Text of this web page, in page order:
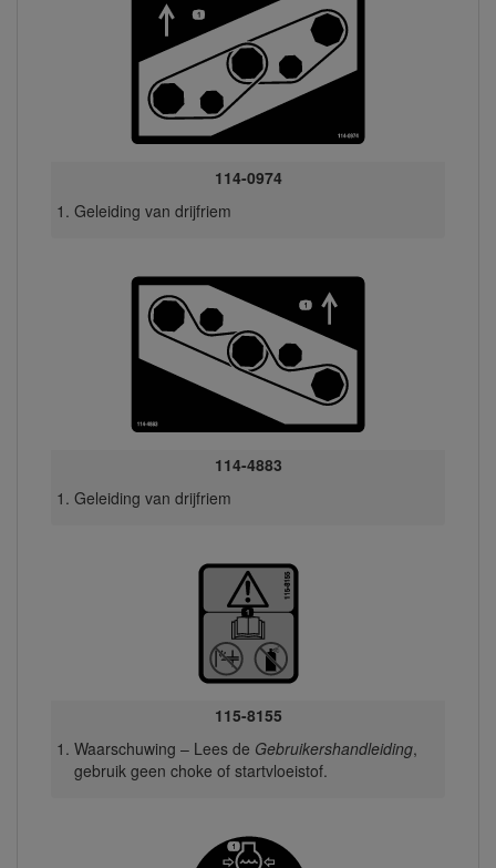
114-0974
Geleiding van drijfriem
114-4883
Geleiding van drijfriem
115-8155
Waarschuwing – Lees de Gebruikershandleiding,
gebruik geen choke of startvloeistof.